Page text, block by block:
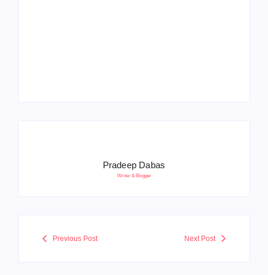
Pradeep Dabas
Writer & Blogger
Previous Post Next Post